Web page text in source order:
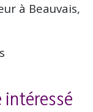
à Beauvais,
intéressé